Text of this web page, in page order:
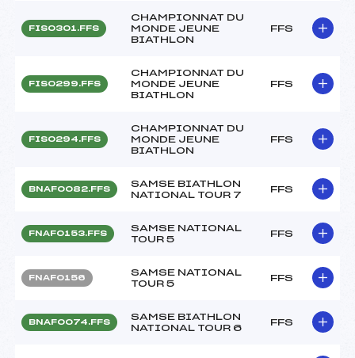
FIS0301.FFS
CHAMPIONNAT DU
MONDE JEUNE
BIATHLON
FFS
FIS0299.FFS
CHAMPIONNAT DU
MONDE JEUNE
BIATHLON
FFS
FIS0294.FFS
CHAMPIONNAT DU
MONDE JEUNE
BIATHLON
FFS
BNAF0082.FFS
SAMSE BIATHLON
NATIONAL TOUR 7
FFS
FNAF0153.FFS
SAMSE NATIONAL
TOUR 5
FFS
FNAF0156
SAMSE NATIONAL
TOUR 5
FFS
BNAF0074.FFS
SAMSE BIATHLON
NATIONAL TOUR 6
FFS